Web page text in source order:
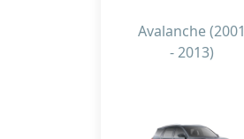
Avalanche (2001
- 2013)